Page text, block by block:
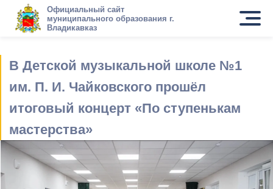
Официальный сайт
муниципального образования г.
Владикавказ
В Детской музыкальной школе №1
им. П. И. Чайковского прошёл
итоговый концерт «По ступенькам
мастерства»